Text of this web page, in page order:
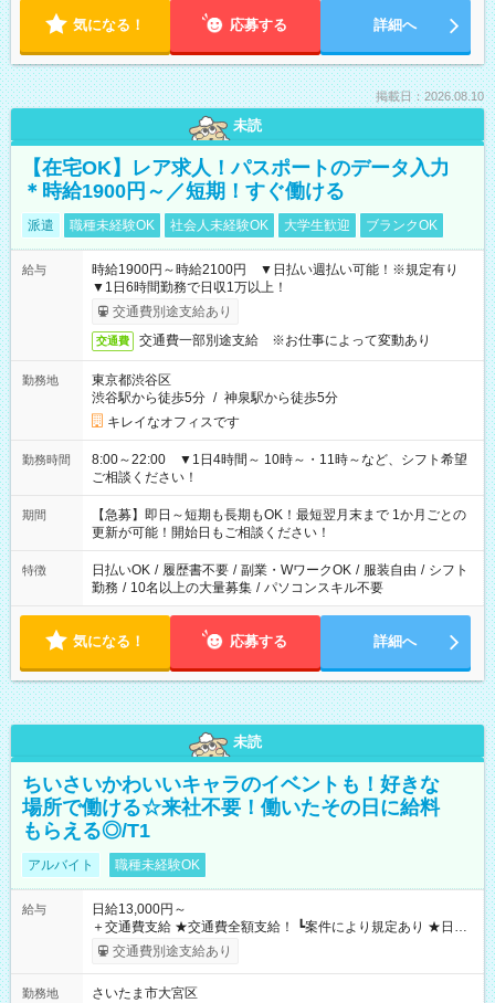
気になる！ 応募する 詳細へ
掲載日：2026.08.10
未読
【在宅OK】レア求人！パスポートのデータ入力
＊時給1900円～／短期！すぐ働ける
派遣 職種未経験OK 社会人未経験OK 大学生歓迎 ブランクOK
給与
時給1900円～時給2100円 ▼日払い週払い可能！※規定有り
▼1日6時間勤務で日収1万以上！
交通費別途支給あり
交通費 交通費一部別途支給 ※お仕事によって変動あり
勤務地
東京都渋谷区
渋谷駅から徒歩5分 / 神泉駅から徒歩5分
キレイなオフィスです
勤務時間
8:00～22:00 ▼1日4時間～ 10時～・11時～など、シフト希望
ご相談ください！
期間
【急募】即日～短期も長期もOK！最短翌月末まで 1か月ごとの
更新が可能！開始日もご相談ください！
特徴 日払いOK / 履歴書不要 / 副業・WワークOK / 服装自由 / シフト
勤務 / 10名以上の大量募集 / パソコンスキル不要
気になる！ 応募する 詳細へ
未読
ちいさいかわいいキャラのイベントも！好きな
場所で働ける☆来社不要！働いたその日に給料
もらえる◎/T1
アルバイト 職種未経験OK
給与
日給13,000円～
＋交通費支給 ★交通費全額支給！ ┗案件により規定あり ★日払
いOK！（規定あり） ┗働いたその日に現金GET♪ お仕事後はコ
ンビニATMから 日払い分を引き落とせます！ 【試用期間】試
交通費別途支給あり
勤務地 さいたま市大宮区